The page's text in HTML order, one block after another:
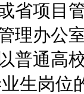
省项目
理办公
普通高
生岗位